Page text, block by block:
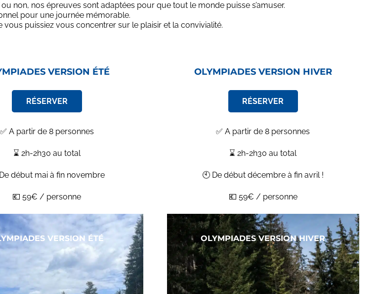
non, nos épreuves sont adaptées pour que tout le monde puisse s’amuser.
pour une journée mémorable.
puissiez vous concentrer sur le plaisir et la convivialité.
VERSION ÉTÉ
RÉSERVER
✅ A partir de 8 personnes
⌛ 2h-2h30 au total
début mai à fin novembre
💶 59€ / personne
VERSION ÉTÉ
OLYMPIADES VERSION HIVER
RÉSERVER
✅ A partir de 8 personnes
⌛ 2h-2h30 au total
🕙 De début décembre à fin avril !
💶 59€ / personne
OLYMPIADES VERSION HIVER